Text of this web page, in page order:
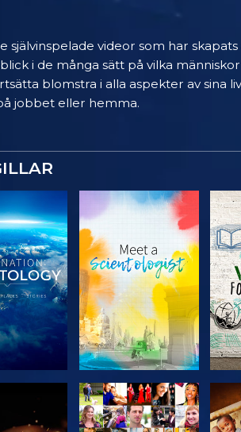
självinspelade videor som har
i de många sätt på vilka
blomstra i alla aspekter av sina
jobbet eller hemma.
UTFORSKA